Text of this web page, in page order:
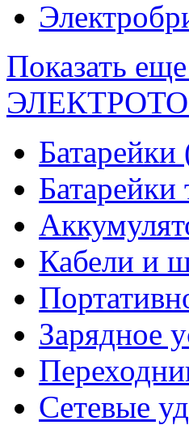
Показать
Батарейки
Батарейки
Кабели и
Зарядное
Сетевые